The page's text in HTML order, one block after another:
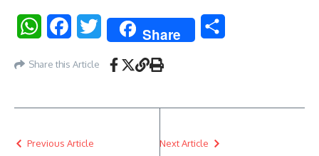
WhatsAppFacebookTwitter Share
Share this Article
Previous Article Next Article